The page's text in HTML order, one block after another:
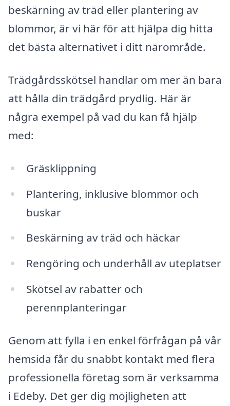
beskärning av träd eller plantering av
blommor, är vi här för att hjälpa dig hitta
det bästa alternativet i ditt närområde.
Trädgårdsskötsel handlar om mer än bara
att hålla din trädgård prydlig. Här är
några exempel på vad du kan få hjälp
med:
Gräsklippning
Plantering, inklusive blommor och
buskar
Beskärning av träd och häckar
Rengöring och underhåll av uteplatser
Skötsel av rabatter och
perennplanteringar
Genom att fylla i en enkel förfrågan på vår
hemsida får du snabbt kontakt med flera
professionella företag som är verksamma
i Edeby. Det ger dig möjligheten att